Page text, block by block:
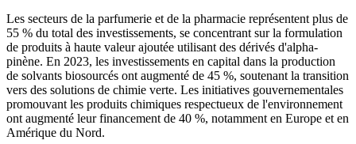
Les secteurs de la parfumerie et de la pharmacie représentent plus de
55 % du total des investissements, se concentrant sur la formulation
de produits à haute valeur ajoutée utilisant des dérivés d'alpha-
pinène. En 2023, les investissements en capital dans la production
de solvants biosourcés ont augmenté de 45 %, soutenant la transition
vers des solutions de chimie verte. Les initiatives gouvernementales
promouvant les produits chimiques respectueux de l'environnement
ont augmenté leur financement de 40 %, notamment en Europe et en
Amérique du Nord.